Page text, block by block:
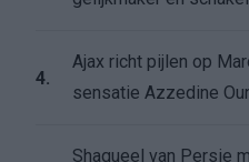
4.
Ajax richt pijlen op
sensatie Azzedine
Shaqueel van Persie